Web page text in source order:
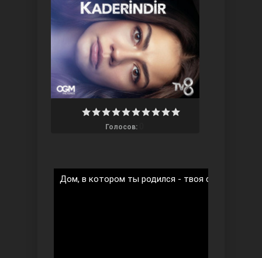
Три сестры
Голосов:
Дом, в котором ты родился - твоя судьба 1